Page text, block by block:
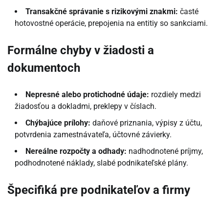
Transakčné správanie s rizikovými znakmi: časté
hotovostné operácie, prepojenia na entitiy so sankciami.
Formálne chyby v žiadosti a
dokumentoch
Nepresné alebo protichodné údaje: rozdiely medzi
žiadosťou a dokladmi, preklepy v číslach.
Chýbajúce prílohy: daňové priznania, výpisy z účtu,
potvrdenia zamestnávateľa, účtovné závierky.
Nereálne rozpočty a odhady: nadhodnotené príjmy,
podhodnotené náklady, slabé podnikateľské plány.
Špecifiká pre podnikateľov a firmy